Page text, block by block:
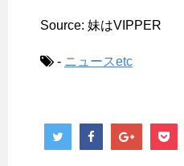
Source: 妹はVIPPER
- ニュースetc